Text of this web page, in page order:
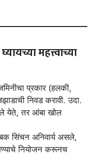
महत्त्वाच्या
प्रकार (हलकी,
निवड करावी. उदा.
येते, तर आंबा खोल
सिंचन अनिवार्य असले,
नियोजन करूनच